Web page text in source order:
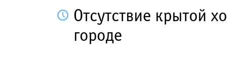
Отсутствие крытой
городе